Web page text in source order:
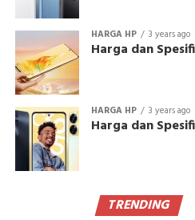
HARGA HP 3 years ago
Harga dan
HARGA HP 3 years ago
Harga dan
TRENDING